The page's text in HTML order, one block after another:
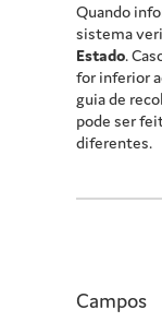
Quando
sistema
Estado.
for inferior
guia de
pode ser
diferentes.
Campos